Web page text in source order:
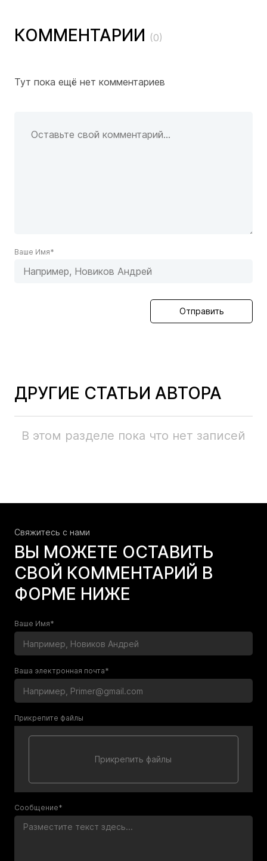
КОММЕНТАРИИ (0)
Тут пока ещё нет комментариев
Ваше Имя*
Отправить
ДРУГИЕ СТАТЬИ АВТОРА
В этом разделе пока что нет записей
Свяжитесь c нами
ВЫ МОЖЕТЕ ОСТАВИТЬ
СВОЙ КОММЕНТАРИЙ В
ФОРМЕ НИЖЕ
Ваше Имя*
Ваша электронная почта*
Прикрепите файлы
Сообщение*